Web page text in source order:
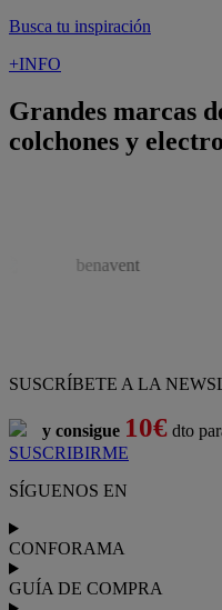
Busca tu inspiración
+INFO
Grandes marcas
colchones y
SUSCRÍBETE A LA
y consigue 10€ dto
SUSCRIBIRME
SÍGUENOS EN
CONFORAMA
GUÍA DE COMPRA